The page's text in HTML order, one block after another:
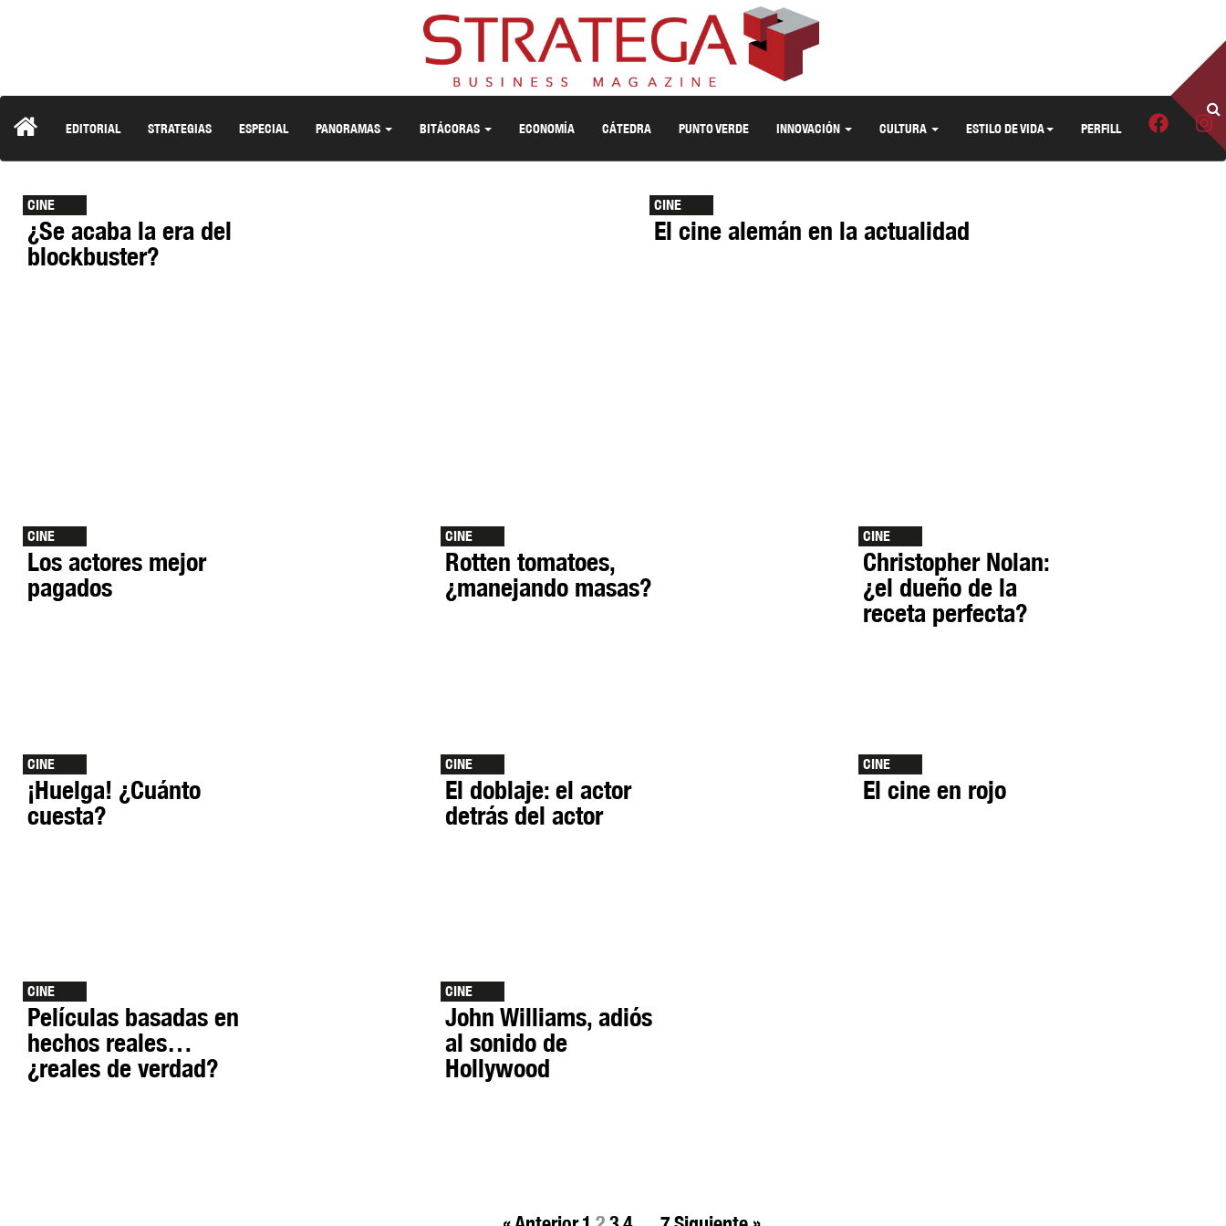
EDITORIAL STRATEGIAS ESPECIAL PANORAMAS BITÁCORAS ECONOMÍA CÁTEDRA PUNTO VERDE INNOVACIÓN CULTURA ESTILO DE VIDA PERFILL
CINE
¿Se acaba la era del
blockbuster?
CINE
El cine alemán en la actualidad
CINE
Los actores mejor
pagados
CINE
Rotten tomatoes,
¿manejando masas?
CINE
Christopher Nolan:
¿el dueño de la
receta perfecta?
CINE
¡Huelga! ¿Cuánto
cuesta?
CINE
El doblaje: el actor
detrás del actor
CINE
El cine en rojo
CINE
Películas basadas en
hechos reales…
¿reales de verdad?
CINE
John Williams, adiós
al sonido de
Hollywood